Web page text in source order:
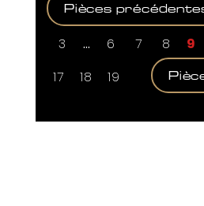
3
… 6 7 8 9
17
18 19